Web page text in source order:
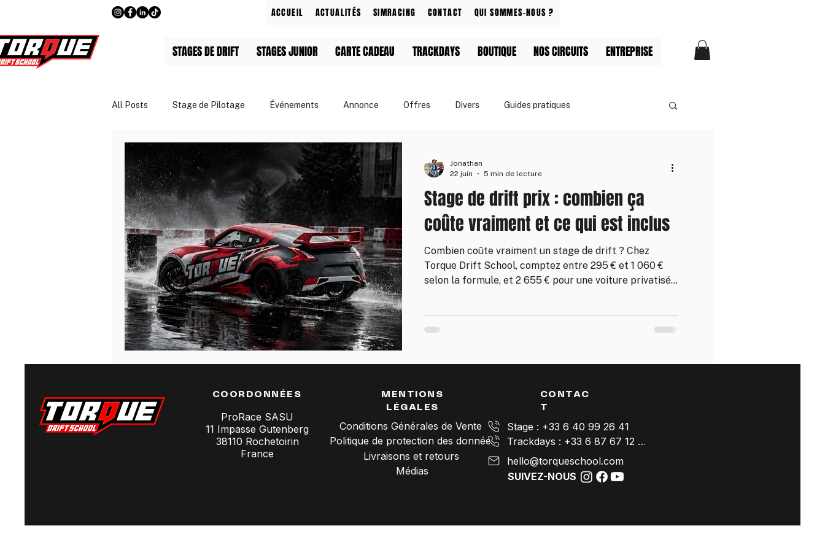
ACCUEIL ACTUALITÉS SIMRACING CONTACT QUI SOMMES-NOUS ?
STAGES DE DRIFT STAGES JUNIOR CARTE CADEAU TRACKDAYS BOUTIQUE NOS CIRCUITS ENTREPRISE
All Posts Stage de Pilotage Événements Annonce Offres Divers Guides pratiques
Guides & Tarifs Entreprises & Événements Apprendre le drift
Stage de drift prix : combien ça
coûte vraiment et ce qui est inclus
Combien coûte vraiment un stage de drift ? Chez
Torque Drift School, comptez entre 295 € et 1 060 €
selon la formule, et 2 655 € pour une voiture privatisée
instructeur BPJEPS à vos côtés. Voici le détail des prix,
Jonathan
22 juin
5 min de lecture
COORDONNÉES
ProRace SASU
11 Impasse Gutenberg
38110 Rochetoirin
France
MENTIONS
LÉGALES
Conditions Générales de Vente
Politique de protection des données
Livraisons et retours
Médias
CONTAC
T
Stage : +33 6 40 99 26 41
Trackdays : +33 6 87 67 12 94
hello@torqueschool.com
SUIVEZ-NOUS